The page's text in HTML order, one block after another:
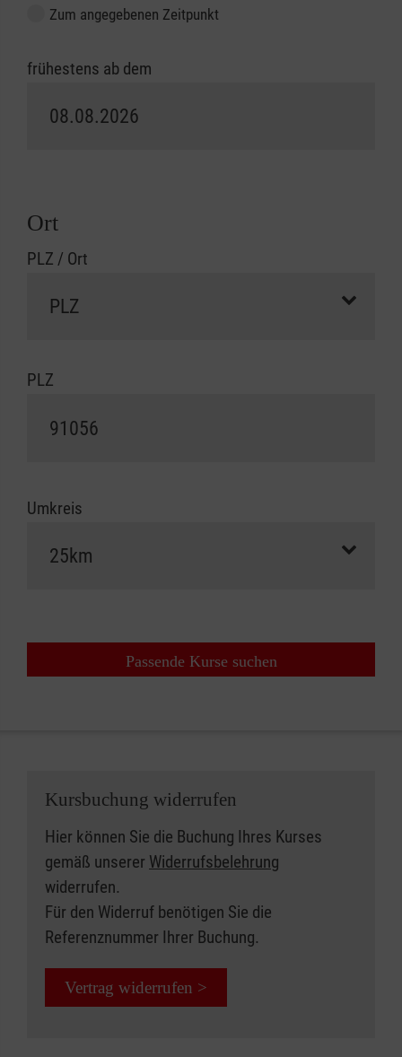
Zum angegebenen Zeitpunkt
frühestens ab dem
Ort
PLZ / Ort
PLZ
Umkreis
Passende Kurse suchen
Kursbuchung widerrufen
Hier können Sie die Buchung Ihres Kurses
gemäß unserer Widerrufsbelehrung
widerrufen.
Für den Widerruf benötigen Sie die
Referenznummer Ihrer Buchung.
Vertrag widerrufen >